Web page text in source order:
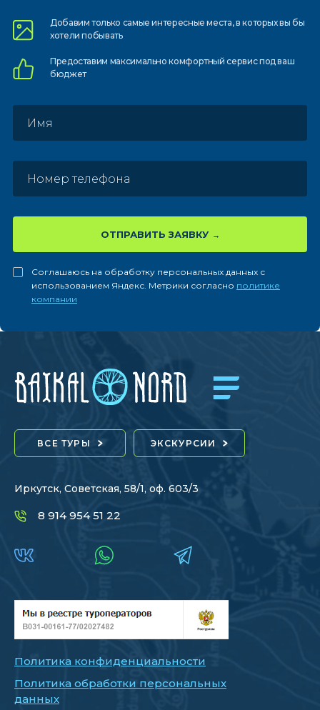
Добавим только самыеинтересные места, в которыхвы бы
хотели побывать
Предоставим максимально комфортныйсервис под ваш
бюджет
ОТПРАВИТЬ ЗАЯВКУ
Соглашаюсь на обработку персональных данных с
использованием Яндекс. Метрики согласно политике
компании
ВСЕ ТУРЫ ЭКСКУРСИИ
Иркутск, Советская, 58/1, оф. 603/3
8 914 954 51 22
Политика конфиденциальности
Политика обработки персональных
данных